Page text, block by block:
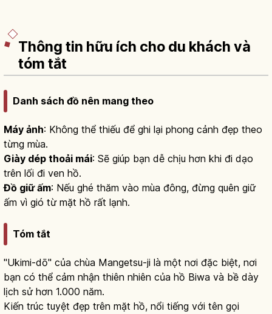
Thông tin hữu ích cho du khách và
tóm tắt
Danh sách đồ nên mang theo
Máy ảnh: Không thể thiếu để ghi lại phong cảnh đẹp theo
từng mùa.
Giày dép thoải mái: Sẽ giúp bạn dễ chịu hơn khi đi dạo
trên lối đi ven hồ.
Đồ giữ ấm: Nếu ghé thăm vào mùa đông, đừng quên giữ
ấm vì gió từ mặt hồ rất lạnh.
Tóm tắt
"Ukimi-dō" của chùa Mangetsu-ji là một nơi đặc biệt, nơi
bạn có thể cảm nhận thiên nhiên của hồ Biwa và bề dày
lịch sử hơn 1.000 năm.
Kiến trúc tuyệt đẹp trên mặt hồ, nổi tiếng với tên gọi